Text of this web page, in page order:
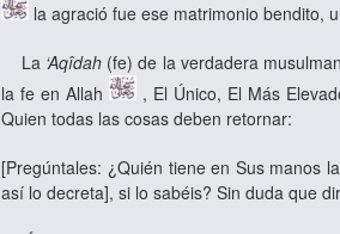
la agració fue ese matrimonio bendito,
La ‘Aqîdah (fe) de la verdadera
la fe en Allah
, El Único, El Más
Quien todas las cosas deben retornar:
[Pregúntales: ¿Quién tiene en Sus manos
así lo decreta], si lo sabéis? Sin duda que